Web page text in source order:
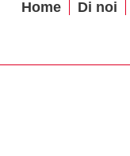
Home Di noi